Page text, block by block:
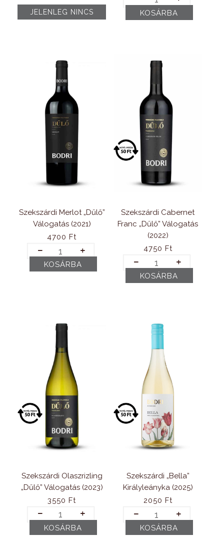
Cabernet
Sauvignon
KOSÁRBA
Szekszárdi Merlot „Dűlő”
Válogatás (2021)
4700 Ft
Szekszárdi
Merlot
„Dűlő”
KOSÁRBA
Szekszárdi Cabernet
Franc „Dűlő” Válogatás
(2022)
4750 Ft
Szekszárdi
Cabernet
Franc
KOSÁRBA
Szekszárdi Olaszrizling
„Dűlő” Válogatás (2023)
3550Ft
Szekszárdi
Olaszrizling
„Dűlő"
KOSÁRBA
Szekszárdi „Bella”
Királyleányka (2025)
2050 Ft
Szekszárdi
„Bella"
Királyleányka
KOSÁRBA